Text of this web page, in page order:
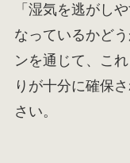
「湿気を逃がし
なっているかど
ンを通じて、こ
りが十分に確保
さい。